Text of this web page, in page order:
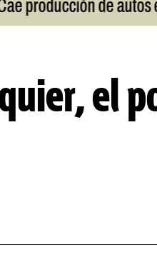
de autos en
el